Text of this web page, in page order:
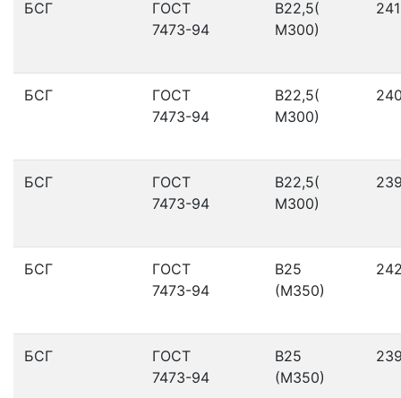
БСГ
ГОСТ
7473-94
В22,5(
М300)
БСГ
ГОСТ
7473-94
В22,5(
М300)
БСГ
ГОСТ
7473-94
В22,5(
М300)
БСГ
ГОСТ
7473-94
В25
(М350)
БСГ
ГОСТ
7473-94
В25
(М350)